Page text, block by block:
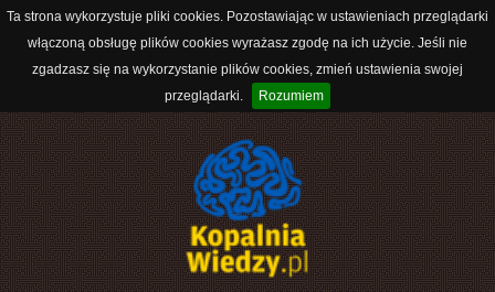
Ta strona wykorzystuje pliki cookies. Pozostawiając w ustawieniach przeglądarki
włączoną obsługę plików cookies wyrażasz zgodę na ich użycie. Jeśli nie
zgadzasz się na wykorzystanie plików cookies, zmień ustawienia swojej
przeglądarki.
Rozumiem